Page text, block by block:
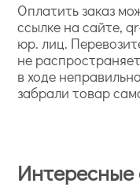
Оплатить заказ
ссылке на сайте,
юр. лиц.
не
в ходе
забрали товар
Интересные